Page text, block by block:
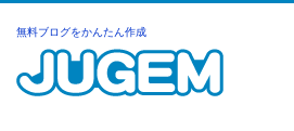
無料ブログをかんたん作成